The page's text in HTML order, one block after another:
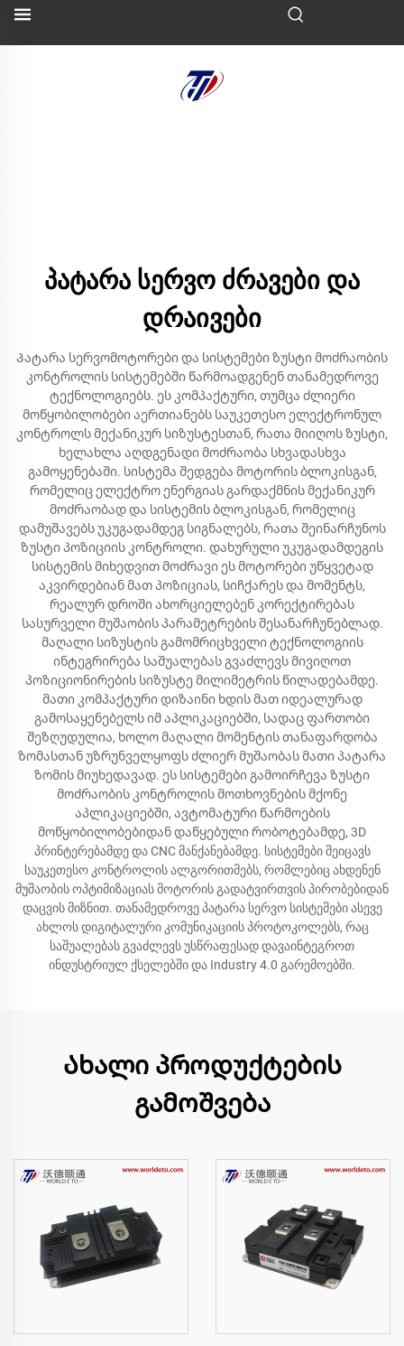
პატარა სერვო ძრავები და
დრაივები
Პატარა სერვომოტორები და სისტემები ზუსტი მოძრაობის
კონტროლის სისტემებში წარმოადგენენ თანამედროვე
ტექნოლოგიებს. ეს კომპაქტური, თუმცა ძლიერი
მოწყობილობები აერთიანებს საუკეთესო ელექტრონულ
კონტროლს მექანიკურ სიზუსტესთან, რათა მიიღოს ზუსტი,
ხელახლა აღდგენადი მოძრაობა სხვადასხვა
გამოყენებაში. სისტემა შედგება მოტორის ბლოკისგან,
რომელიც ელექტრო ენერგიას გარდაქმნის მექანიკურ
მოძრაობად და სისტემის ბლოკისგან, რომელიც
დამუშავებს უკუგადამდეგ სიგნალებს, რათა შეინარჩუნოს
ზუსტი პოზიციის კონტროლი. დახურული უკუგადამდეგის
სისტემის მიხედვით მოძრავი ეს მოტორები უწყვეტად
აკვირდებიან მათ პოზიციას, სიჩქარეს და მომენტს,
რეალურ დროში ახორციელებენ კორექტირებას
სასურველი მუშაობის პარამეტრების შესანარჩუნებლად.
მაღალი სიზუსტის გამომრიცხველი ტექნოლოგიის
ინტეგრირება საშუალებას გვაძლევს მივიღოთ
პოზიციონირების სიზუსტე მილიმეტრის წილადებამდე.
მათი კომპაქტური დიზაინი ხდის მათ იდეალურად
გამოსაყენებელს იმ აპლიკაციებში, სადაც ფართობი
შეზღუდულია, ხოლო მაღალი მომენტის თანაფარდობა
ზომასთან უზრუნველყოფს ძლიერ მუშაობას მათი პატარა
ზომის მიუხედავად. ეს სისტემები გამოირჩევა ზუსტი
მოძრაობის კონტროლის მოთხოვნების მქონე
აპლიკაციებში, ავტომატური წარმოების
მოწყობილობებიდან დაწყებული რობოტებამდე, 3D
პრინტერებამდე და CNC მანქანებამდე. სისტემები შეიცავს
საუკეთესო კონტროლის ალგორითმებს, რომლებიც ახდენენ
მუშაობის ოპტიმიზაციას მოტორის გადატვირთვის პირობებიდან
დაცვის მიზნით. თანამედროვე პატარა სერვო სისტემები ასევე
ახლოს დიგიტალური კომუნიკაციის პროტოკოლებს, რაც
საშუალებას გვაძლევს უსწრაფესად დავაინტეგროთ
ინდუსტრიულ ქსელებში და Industry 4.0 გარემოებში.
Ახალი პროდუქტების
გამოშვება